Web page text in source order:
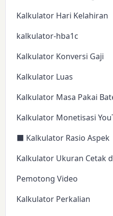
Kalkulator Hari Kelahiran
kalkulator-hba1c
Kalkulator Konversi Gaji
Kalkulator Luas
Kalkulator Masa Pakai
Kalkulator Monetisasi
⬛ Kalkulator Rasio Aspek
Kalkulator Ukuran Cetak
Pemotong Video
Kalkulator Perkalian